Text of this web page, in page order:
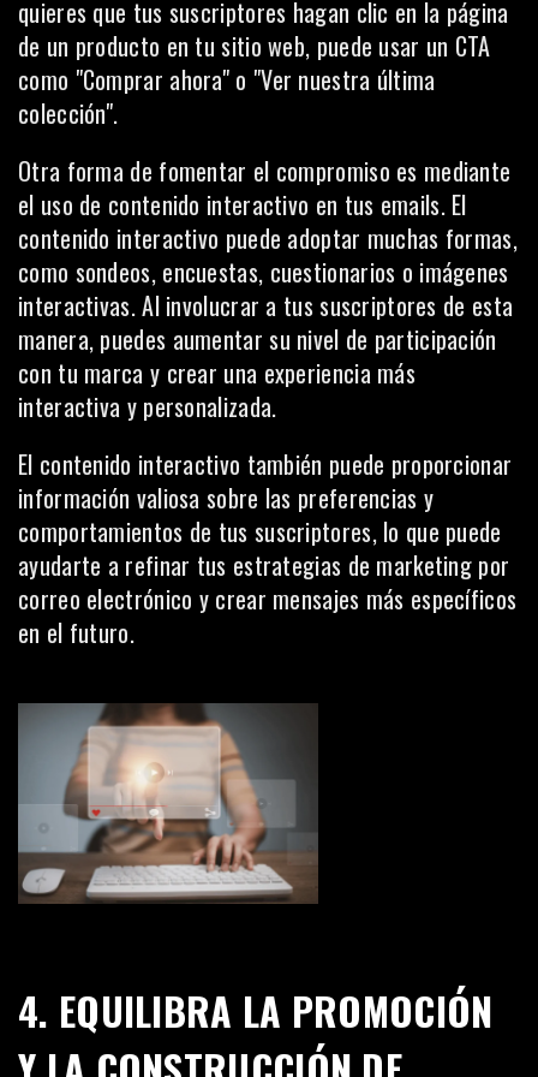
quieres que tus suscriptores hagan clic en la página
de un producto en tu sitio web, puede usar un CTA
como "Comprar ahora" o "Ver nuestra última
colección".
Otra forma de fomentar el compromiso es mediante
el uso de contenido interactivo en tus emails. El
contenido interactivo puede adoptar muchas formas,
como sondeos, encuestas, cuestionarios o imágenes
interactivas. Al involucrar a tus suscriptores de esta
manera, puedes aumentar su nivel de participación
con tu marca y crear una experiencia más
interactiva y personalizada.
El contenido interactivo también puede proporcionar
información valiosa sobre las preferencias y
comportamientos de tus suscriptores, lo que puede
ayudarte a refinar tus estrategias de marketing por
correo electrónico y crear mensajes más específicos
en el futuro.
4. EQUILIBRA LA PROMOCIÓN